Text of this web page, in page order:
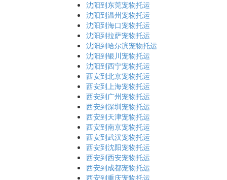
沈阳到东莞宠物托运
沈阳到温州宠物托运
沈阳到海口宠物托运
沈阳到拉萨宠物托运
沈阳到哈尔滨宠物托运
沈阳到银川宠物托运
沈阳到西宁宠物托运
西安到北京宠物托运
西安到上海宠物托运
西安到广州宠物托运
西安到深圳宠物托运
西安到天津宠物托运
西安到南京宠物托运
西安到武汉宠物托运
西安到沈阳宠物托运
西安到西安宠物托运
西安到成都宠物托运
西安到重庆宠物托运